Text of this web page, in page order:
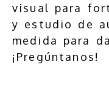
visual para
y estudio de
medida para
¡Pregúntanos!